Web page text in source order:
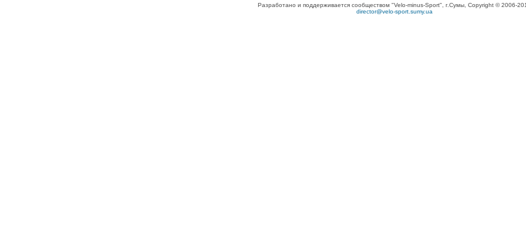
Разработано и поддерживается сообществом "Velo-minus-Sport", г.Сумы, Copyright © 2006-
director@velo-sport.sumy.ua